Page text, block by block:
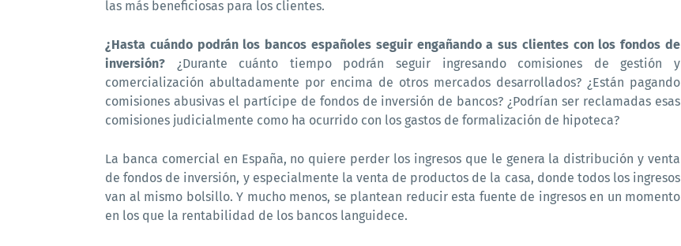
las más beneficiosas para los clientes.
¿Hasta cuándo podrán los bancos españoles seguir engañando a sus clientes con los fondos de
inversión? ¿Durante cuánto tiempo podrán seguir ingresando comisiones de gestión y
comercialización abultadamente por encima de otros mercados desarrollados? ¿Están pagando
comisiones abusivas el partícipe de fondos de inversión de bancos? ¿Podrían ser reclamadas esas
comisiones judicialmente como ha ocurrido con los gastos de formalización de hipoteca?
La banca comercial en España, no quiere perder los ingresos que le genera la distribución y venta
de fondos de inversión, y especialmente la venta de productos de la casa, donde todos los ingresos
van al mismo bolsillo. Y mucho menos, se plantean reducir esta fuente de ingresos en un momento
en los que la rentabilidad de los bancos languidece.